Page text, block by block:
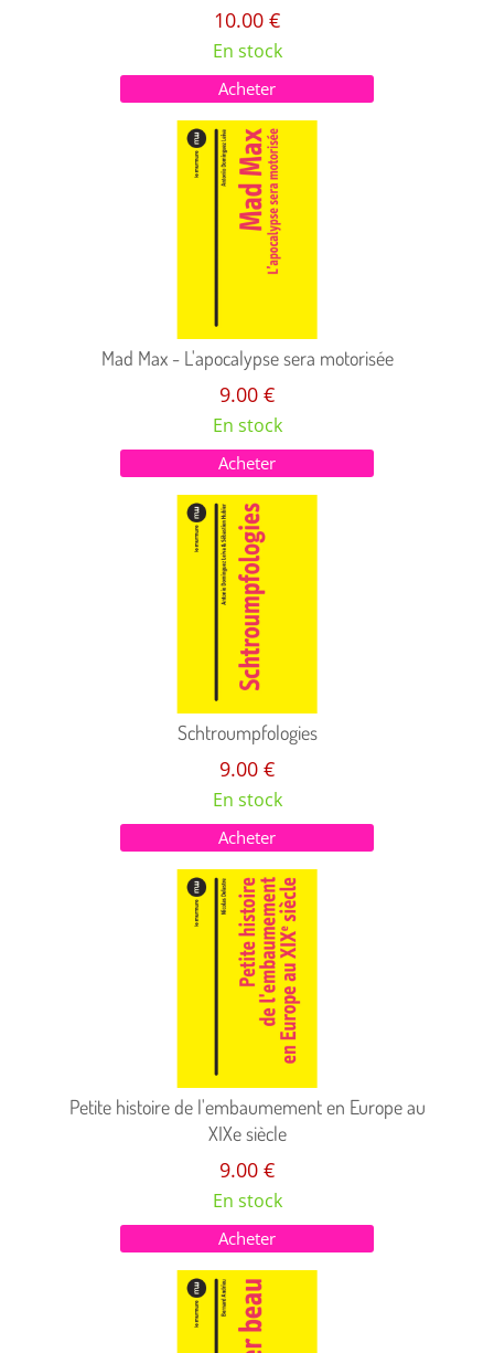
10.00 €
En stock
Acheter
Mad Max - L'apocalypse sera motorisée
9.00 €
En stock
Acheter
Schtroumpfologies
9.00 €
En stock
Acheter
Petite histoire de l'embaumement en Europe au
XIXe siècle
9.00 €
En stock
Acheter